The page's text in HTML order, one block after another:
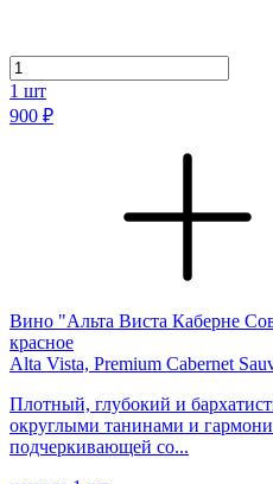
1 шт
900 ₽
Вино "Альта Виста Каберне
красное
Alta Vista, Premium Cabernet
Плотный, глубокий и
округлыми танинами и
подчеркивающей со...